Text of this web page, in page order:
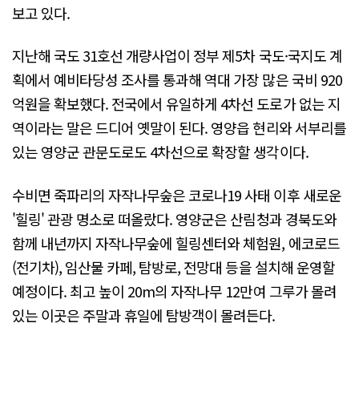
보고 있다.
지난해 국도 31호선 개량사업이 정부 제5차 국도·국지도 계
획에서 예비타당성 조사를 통과해 역대 가장 많은 국비 920
억원을 확보했다. 전국에서 유일하게 4차선 도로가 없는 지
역이라는 말은 드디어 옛말이 된다. 영양읍 현리와 서부리를
있는 영양군 관문도로도 4차선으로 확장할 생각이다.
수비면 죽파리의 자작나무숲은 코로나19 사태 이후 새로운
'힐링' 관광 명소로 떠올랐다. 영양군은 산림청과 경북도와
함께 내년까지 자작나무숲에 힐링센터와 체험원, 에코로드
(전기차), 임산물 카페, 탐방로, 전망대 등을 설치해 운영할
예정이다. 최고 높이 20m의 자작나무 12만여 그루가 몰려
있는 이곳은 주말과 휴일에 탐방객이 몰려든다.